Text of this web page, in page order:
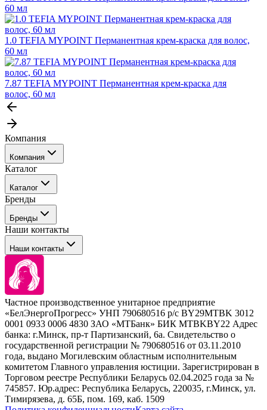
60 мл
1.0 TEFIA MYPOINT Перманентная крем-краска для волос,
60 мл
7.87 TEFIA MYPOINT Перманентная крем-краска для
волос, 60 мл
Компания
Компания
События
Покупателю
Каталог
Каталог
Профессиональные средства для окрашивания волос
Сервисные средства
Уход
Стайлинг
Брови и ресницы
Барберинг
Наборы
Расходные материалы
Бренды
Бренды
Tefia
Concept
Kezy
Barex
Sim Sensitive
Kebren
Selective Professional
White Line
Наши контакты
Наши контакты
+ 375 44 7233514
+ 375 29 1649505
info@krasabel.by
Офис: г. Минск, ул. Тимирязева 65Б, офис 1509
Склад: г. Минск, ул. Домбровская, 15
Частное производственное унитарное предприятие
«БелЭнергоПрогресс» УНП 790680516 р/с BY29MTBK 3012
0001 0933 0006 4830 ЗАО «МТБанк» БИК MTBKBY22 Адрес
банка: г.Минск, пр-т Партизанский, 6а. Свидетельство о
государственной регистрации № 790680516 от 03.11.2010
года, выдано Могилевским областным исполнительным
комитетом Главного управления юстиции. Зарегистрирован в
Торговом реестре Республики Беларусь 02.04.2025 года за №
745857. Юр.адрес: Республика Беларусь, 220035, г.Минск, ул.
Тимирязева, д. 65Б, пом. 169, каб. 1509